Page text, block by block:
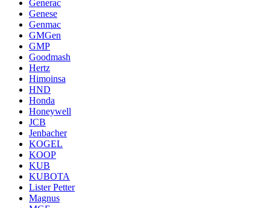
Generac
Genese
Genmac
GMGen
GMP
Goodmash
Hertz
Himoinsa
HND
Honda
Honeywell
JCB
Jenbacher
KOGEL
KOOP
KUB
KUBOTA
Lister Petter
Magnus